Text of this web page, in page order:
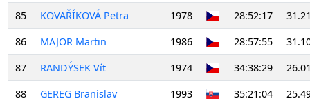
85
KOVAŘÍKOVÁ Petra 1978 28:52:17
86
MAJOR Martin 1986 28:57:55
87
RANDÝSEK Vít 1974 34:38:29
88
GEREG Branislav 1993 35:21:04